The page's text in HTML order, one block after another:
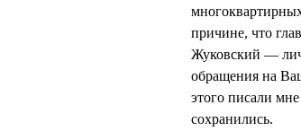
причине, что
Жуковский —
обращения на
этого писали
сохранились.